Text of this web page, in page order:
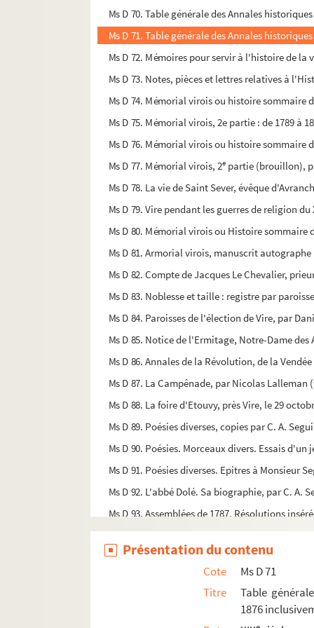
Ms D 70. Table générale des Annales
Ms D 71. Table générale des Annales
Ms D 72. Mémoires pour servir à l'histoire de la
Ms D 73. Notes, pièces et lettres relatives à
Ms D 74. Mémorial virois ou histoire sommaire
Ms D 75. Mémorial virois, 2e partie : de 1789 à
Ms D 76. Mémorial virois ou histoire sommaire
Ms D 77. Mémorial virois, 2e partie (brouillon),
Ms D 78. La vie de Saint Sever, évêque
Ms D 79. Vire pendant les guerres de religion du
Ms D 80. Mémorial virois ou Histoire sommaire
Ms D 81. Armorial virois, manuscrit
Ms D 82. Compte de Jacques Le Chevalier,
Ms D 83. Noblesse et taille : registre par
Ms D 84. Paroisses de l'élection de Vire, par
Ms D 85. Notice de l'Ermitage, Notre-Dame des
Ms D 86. Annales de la Révolution, de la
Ms D 87. La Campênade, par Nicolas
Ms D 88. La foire d'Etouvy, près Vire, le 29
Ms D 89. Poésies diverses, copies par C. A.
Ms D 90. Poésies. Morceaux divers. Essais
Ms D 91. Poésies diverses. Epitres à Monsieur
Ms D 92. L'abbé Dolé. Sa biographie, par C. A.
Ms D 93. Assemblées de 1787. Résolutions
Ms D 94. Une Nouvelle France. L'Araucanie, la
Ms D 95. L'Araucanie, la Patagonie, Orélie
Ms D 96. Copie du manuscrit de l'abbé
Ms D 97. Saint Ortaire. Manuscrits,
Présentation du contenu
Cote
Ms D 71
Titre
Table
1876